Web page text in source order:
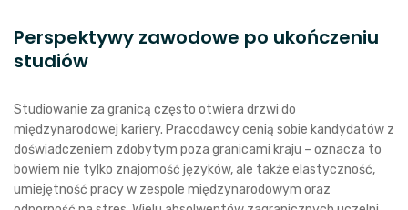
Perspektywy zawodowe po ukończeniu
studiów
Studiowanie za granicą często otwiera drzwi do
międzynarodowej kariery. Pracodawcy cenią sobie kandydatów z
doświadczeniem zdobytym poza granicami kraju – oznacza to
bowiem nie tylko znajomość języków, ale także elastyczność,
umiejętność pracy w zespole międzynarodowym oraz